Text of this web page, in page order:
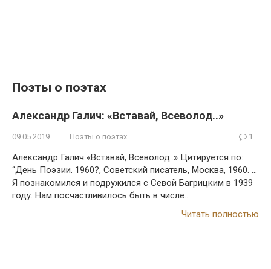
Поэты о поэтах
Александр Галич: «Вставай, Всеволод..»
09.05.2019 Поэты о поэтах 1
Александр Галич «Вставай, Всеволод..» Цитируется по:
“День Поэзии. 1960?, Советский писатель, Москва, 1960. …
Я познакомился и подружился с Севой Багрицким в 1939
году. Нам посчастливилось быть в числе…
Читать полностью